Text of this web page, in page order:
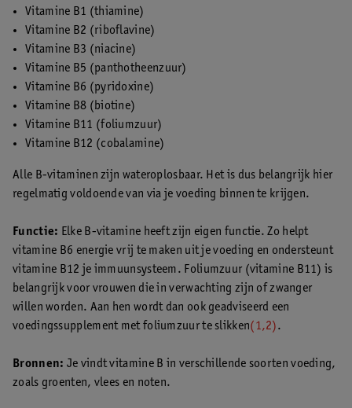
Vitamine B1 (thiamine)
Vitamine B2 (riboflavine)
Vitamine B3 (niacine)
Vitamine B5 (panthotheenzuur)
Vitamine B6 (pyridoxine)
Vitamine B8 (biotine)
Vitamine B11 (foliumzuur)
Vitamine B12 (cobalamine)
Alle B-vitaminen zijn wateroplosbaar. Het is dus belangrijk hier
regelmatig voldoende van via je voeding binnen te krijgen.
Functie: Elke B-vitamine heeft zijn eigen functie. Zo helpt
vitamine B6 energie vrij te maken uit je voeding en ondersteunt
vitamine B12 je immuunsysteem. Foliumzuur (vitamine B11) is
belangrijk voor vrouwen die in verwachting zijn of zwanger
willen worden. Aan hen wordt dan ook geadviseerd een
voedingssupplement met foliumzuur te slikken(1,2).
Bronnen: Je vindt vitamine B in verschillende soorten voeding,
zoals groenten, vlees en noten.